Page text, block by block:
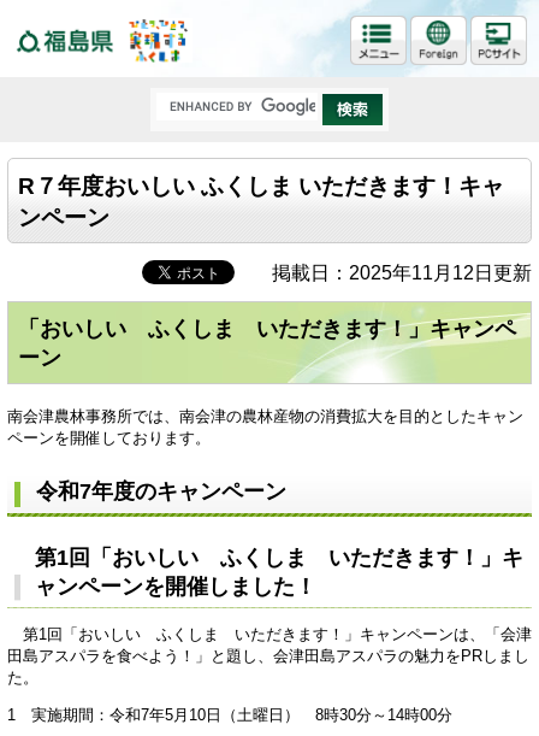
R７年度おいしい ふくしま いただきます！キャ
ンペーン
掲載日：2025年11月12日更新
「おいしい ふくしま いただきます！」キャンペ
ーン
南会津農林事務所では、南会津の農林産物の消費拡大を目的としたキャン
ペーンを開催しております。
令和7年度のキャンペーン
第1回「おいしい ふくしま いただきます！」キ
ャンペーンを開催しました！
第1回「おいしい ふくしま いただきます！」キャンペーンは、「会津
田島アスパラを食べよう！」と題し、会津田島アスパラの魅力をPRしまし
た。
1 実施期間：令和7年5月10日（土曜日） 8時30分～14時00分